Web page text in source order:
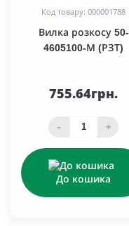
Код товару: 000001788
Вилка розкосу 50-
4605100-М (РЗТ)
755.64грн.
- +
До кошика